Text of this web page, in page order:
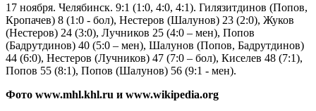
17 ноября. Челябинск. 9:1 (1:0, 4:0, 4:1). Гилязитдинов (Попов,
Кропачев) 8 (1:0 - бол), Нестеров (Шалунов) 23 (2:0), Жуков
(Нестеров) 24 (3:0), Лучников 25 (4:0 – мен), Попов
(Бадрутдинов) 40 (5:0 – мен), Шалунов (Попов, Бадрутдинов)
44 (6:0), Нестеров (Лучников) 47 (7:0 – бол), Киселев 48 (7:1),
Попов 55 (8:1), Попов (Шалунов) 56 (9:1 - мен).
Фото www.mhl.khl.ru и www.wikipedia.org